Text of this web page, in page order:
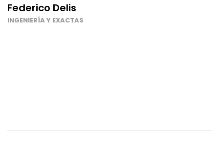
Federico Delis
INGENIERÍA Y EXACTAS